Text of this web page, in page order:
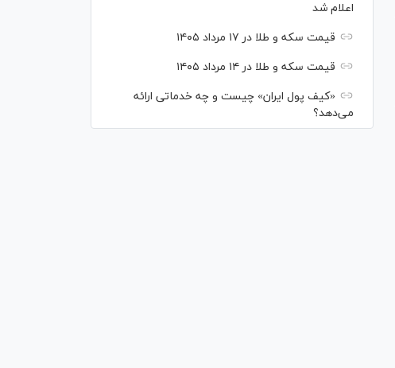
اعلام شد
قیمت سکه و طلا در ۱۷ مرداد ۱۴۰۵
قیمت سکه و طلا در ۱۴ مرداد ۱۴۰۵
«کیف پول ایران» چیست و چه خدماتی ارائه
می‌دهد؟